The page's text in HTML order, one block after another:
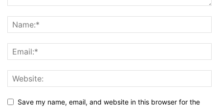
Save my name, email, and website in this browser for the